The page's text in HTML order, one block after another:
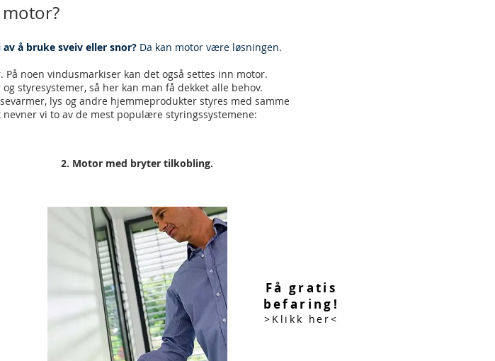
Få gratis
befaring!
>Klikk her<
motor?
av å bruke sveiv eller snor? Da kan motor være løsningen.
noen vindusmarkiser kan det også settes inn motor.
styresystemer, så her kan man få dekket alle behov.
lys og andre hjemmeprodukter styres med samme
vi to av de mest populære styringssystemene:
2. Motor med bryter tilkobling.